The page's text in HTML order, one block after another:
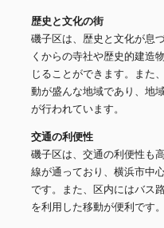
歴史と文化の街
磯子区は、歴史と文化が息
くからの寺社や歴史的建造
じることができます。また
動が盛んな地域であり、地
が行われています。
交通の利便性
磯子区は、交通の利便性も
線が通っており、横浜市中
です。また、区内にはバス
を利用した移動が便利です。